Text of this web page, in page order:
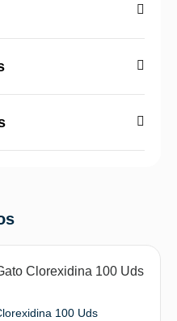
100 Uds